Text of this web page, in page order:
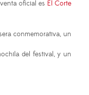
oficial es El Corte
conmemorativa, un
del festival, y un